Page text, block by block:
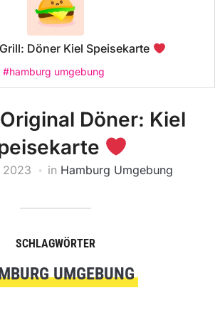
Döner Kiel Speisekarte
#hamburg umgebung
Döner: Kiel
2023 in Hamburg Umgebung
SCHLAGWÖRTER
UMGEBUNG